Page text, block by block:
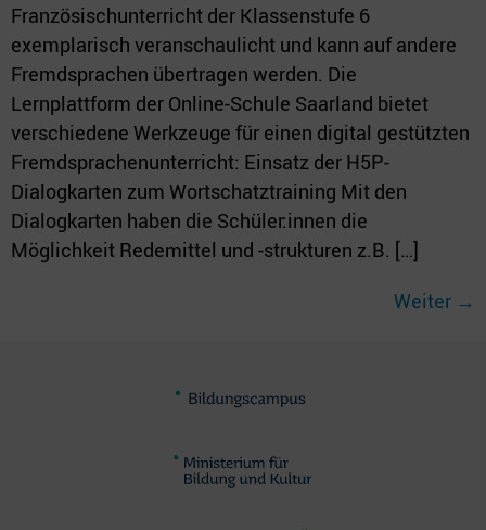
Französischunterricht der Klassenstufe 6
exemplarisch veranschaulicht und kann auf andere
Fremdsprachen übertragen werden. Die
Lernplattform der Online-Schule Saarland bietet
verschiedene Werkzeuge für einen digital gestützten
Fremdsprachenunterricht: Einsatz der H5P-
Dialogkarten zum Wortschatztraining Mit den
Dialogkarten haben die Schüler:innen die
Möglichkeit Redemittel und -strukturen z.B. […]
Weiter →